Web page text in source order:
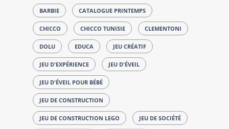
BARBIE CATALOGUE PRINTEMPS
CHICCO CHICCO TUNISIE CLEMENTONI
DOLU EDUCA JEU CRÉATIF
JEU D'EXPÉRIENCE JEU D'ÉVEIL
JEU D'ÉVEIL POUR BÉBÉ
JEU DE CONSTRUCTION
JEU DE CONSTRUCTION LEGO JEU DE SOCIÉTÉ